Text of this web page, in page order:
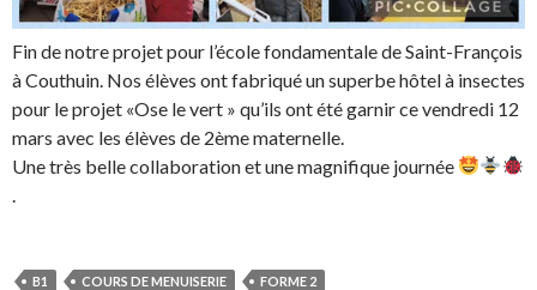
Fin de notre projet pour l’école fondamentale de Saint-François
à Couthuin. Nos élèves ont fabriqué un superbe hôtel à insectes
pour le projet «Ose le vert » qu’ils ont été garnir ce vendredi 12
mars avec les élèves de 2ème maternelle.
Une très belle collaboration et une magnifique journée
.
B1 COURS DE MENUISERIE
FORME 2